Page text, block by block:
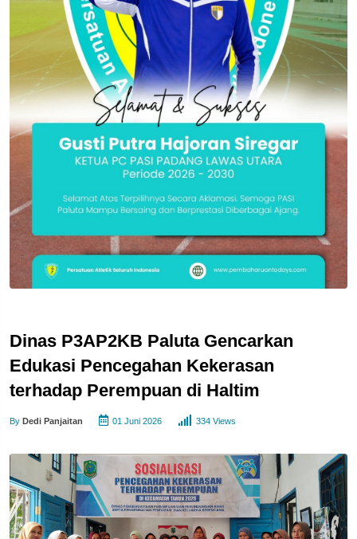
Dinas P3AP2KB Paluta Gencarkan
Edukasi Pencegahan Kekerasan
terhadap Perempuan di Haltim
By Dedi Panjaitan 01 Juni 2026 334 Views